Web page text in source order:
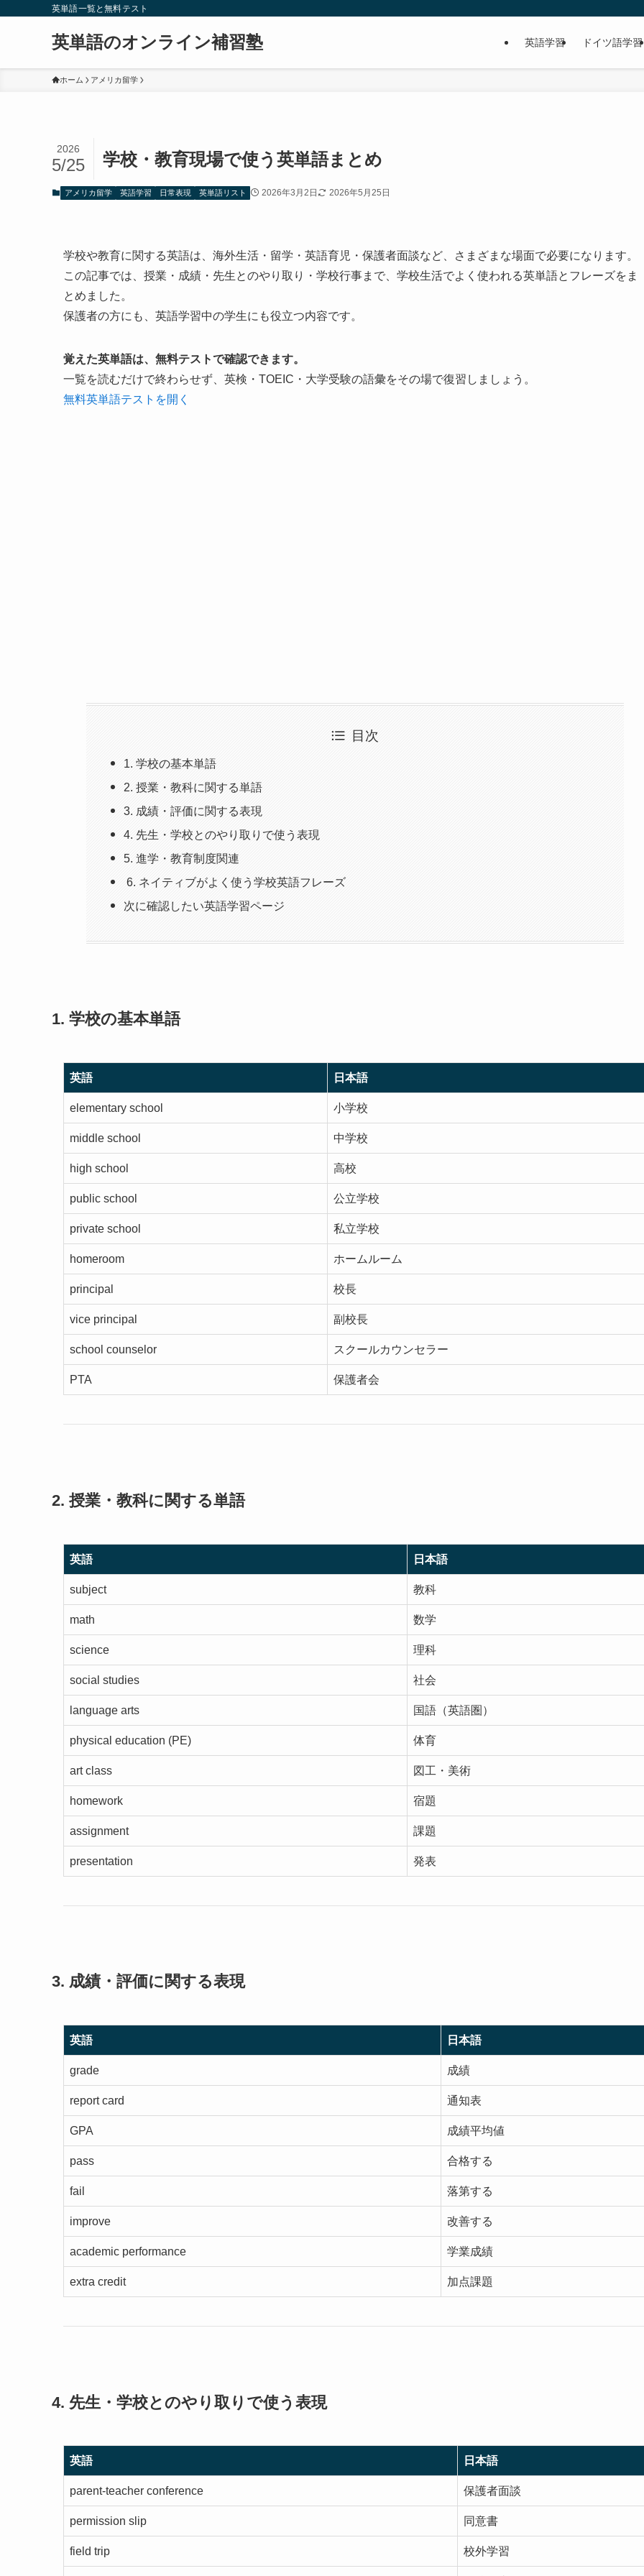
英単語一覧と無料テスト
英単語のオンライン補習塾 英語学習 ドイツ語学習
ホーム アメリカ留学
学校・教育現場で使う英単語まとめ
2026
5/25
アメリカ留学 英語学習 日常表現 英単語リスト 2026年3月2日 2026年5月25日
学校や教育に関する英語は、海外生活・留学・英語育児・保護者面談など、さまざまな場面で必要になります。
この記事では、授業・成績・先生とのやり取り・学校行事まで、学校生活でよく使われる英単語とフレーズをま
とめました。
保護者の方にも、英語学習中の学生にも役立つ内容です。
覚えた英単語は、無料テストで確認できます。
一覧を読むだけで終わらせず、英検・TOEIC・大学受験の語彙をその場で復習しましょう。
無料英単語テストを開く
目次
1. 学校の基本単語
2. 授業・教科に関する単語
3. 成績・評価に関する表現
4. 先生・学校とのやり取りで使う表現
5. 進学・教育制度関連
6. ネイティブがよく使う学校英語フレーズ
次に確認したい英語学習ページ
1. 学校の基本単語
英語 日本語
elementary school 小学校
middle school 中学校
high school 高校
public school 公立学校
private school 私立学校
homeroom ホームルーム
principal 校長
vice principal 副校長
school counselor スクールカウンセラー
PTA 保護者会
2. 授業・教科に関する単語
英語 日本語
subject 教科
math 数学
science 理科
social studies 社会
language arts 国語（英語圏）
physical education (PE) 体育
art class 図工・美術
homework 宿題
assignment 課題
presentation 発表
3. 成績・評価に関する表現
英語 日本語
grade 成績
report card 通知表
GPA 成績平均値
pass 合格する
fail 落第する
improve 改善する
academic performance 学業成績
extra credit 加点課題
4. 先生・学校とのやり取りで使う表現
英語 日本語
parent-teacher conference 保護者面談
permission slip 同意書
field trip 校外学習